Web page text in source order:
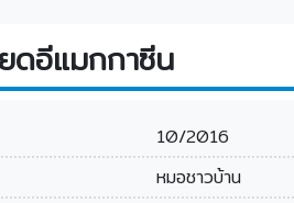
ดอีแมกกาซีน
10/2016
หมอชาวบ้าน